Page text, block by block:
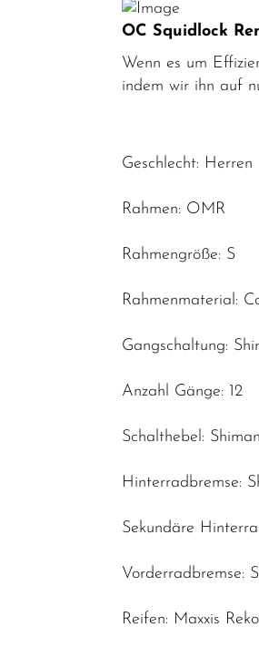
OC Squidlock
Wenn es um
indem wir ihn auf
Geschlecht: Herren
Rahmen: OMR
Rahmengröße: S
Rahmenmaterial:
Gangschaltung:
Anzahl Gänge: 12
Schalthebel:
Hinterradbremse:
Sekundäre
Vorderradbremse:
Reifen: Maxxis